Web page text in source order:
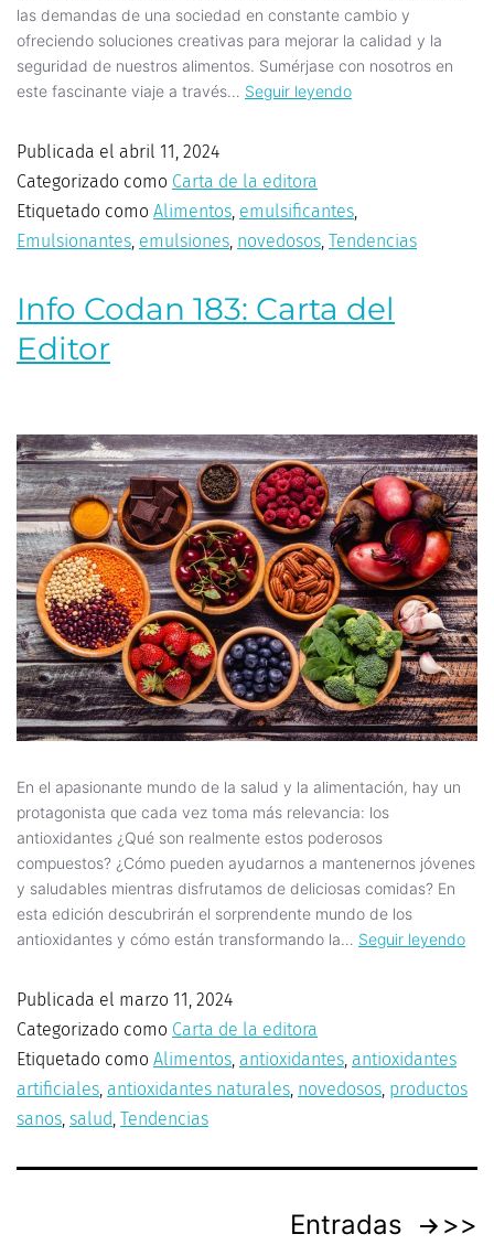
las demandas de una sociedad en constante cambio y
ofreciendo soluciones creativas para mejorar la calidad y la
seguridad de nuestros alimentos. Sumérjase con nosotros en
este fascinante viaje a través… Seguir leyendo
Publicada el abril 11, 2024
Categorizado como Carta de la editora
Etiquetado como Alimentos emulsificantes
Emulsionantes emulsiones novedosos Tendencias
Info Codan 183: Carta del
Editor
En el apasionante mundo de la salud y la alimentación, hay un
protagonista que cada vez toma más relevancia: los
antioxidantes ¿Qué son realmente estos poderosos
compuestos? ¿Cómo pueden ayudarnos a mantenernos jóvenes
y saludables mientras disfrutamos de deliciosas comidas? En
esta edición descubrirán el sorprendente mundo de los
antioxidantes y cómo están transformando la… Seguir leyendo
Publicada el marzo 11, 2024
Categorizado como Carta de la editora
Etiquetado como Alimentos, antioxidantes, antioxidantes
artificiales, antioxidantes naturales, novedosos, productos
sanos, salud, Tendencias
Entradas